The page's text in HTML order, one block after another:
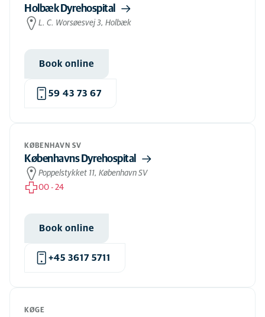
Holbæk Dyrehospital
L. C. Worsøesvej 3, Holbæk
Book online
59 43 73 67
KØBENHAVN SV
Københavns Dyrehospital
Poppelstykket 11, København SV
00 - 24
Book online
+45 3617 5711
KØGE